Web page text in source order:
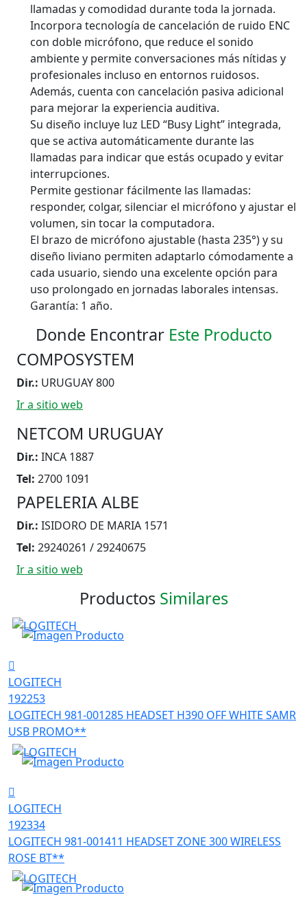
llamadas y comodidad durante toda la jornada.
Incorpora tecnología de cancelación de ruido ENC
con doble micrófono, que reduce el sonido
ambiente y permite conversaciones más nítidas y
profesionales incluso en entornos ruidosos.
Además, cuenta con cancelación pasiva adicional
para mejorar la experiencia auditiva.
Su diseño incluye luz LED “Busy Light” integrada,
que se activa automáticamente durante las
llamadas para indicar que estás ocupado y evitar
interrupciones.
Permite gestionar fácilmente las llamadas:
responder, colgar, silenciar el micrófono y ajustar el
volumen, sin tocar la computadora.
El brazo de micrófono ajustable (hasta 235°) y su
diseño liviano permiten adaptarlo cómodamente a
cada usuario, siendo una excelente opción para
uso prolongado en jornadas laborales intensas.
Garantía: 1 año.
Donde Encontrar Este Producto
COMPOSYSTEM
Dir.: URUGUAY 800
Ir a sitio web
NETCOM URUGUAY
Dir.: INCA 1887
Tel: 2700 1091
PAPELERIA ALBE
Dir.: ISIDORO DE MARIA 1571
Tel: 29240261 / 29240675
Ir a sitio web
Productos Similares
LOGITECH
192253
LOGITECH 981-001285 HEADSET H390 OFF WHITE SAMR
USB PROMO**
LOGITECH
192334
LOGITECH 981-001411 HEADSET ZONE 300 WIRELESS
ROSE BT**